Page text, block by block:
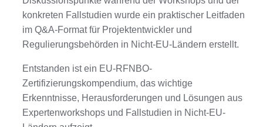
konkreten Fallstudien wurde ein praktischer Leitfaden
im Q&A-Format für Projektentwickler und
Regulierungsbehörden in Nicht-EU-Ländern erstellt.
Entstanden ist ein EU-RFNBO-
Zertifizierungskompendium, das wichtige
Erkenntnisse, Herausforderungen und Lösungen aus
Expertenworkshops und Fallstudien in Nicht-EU-